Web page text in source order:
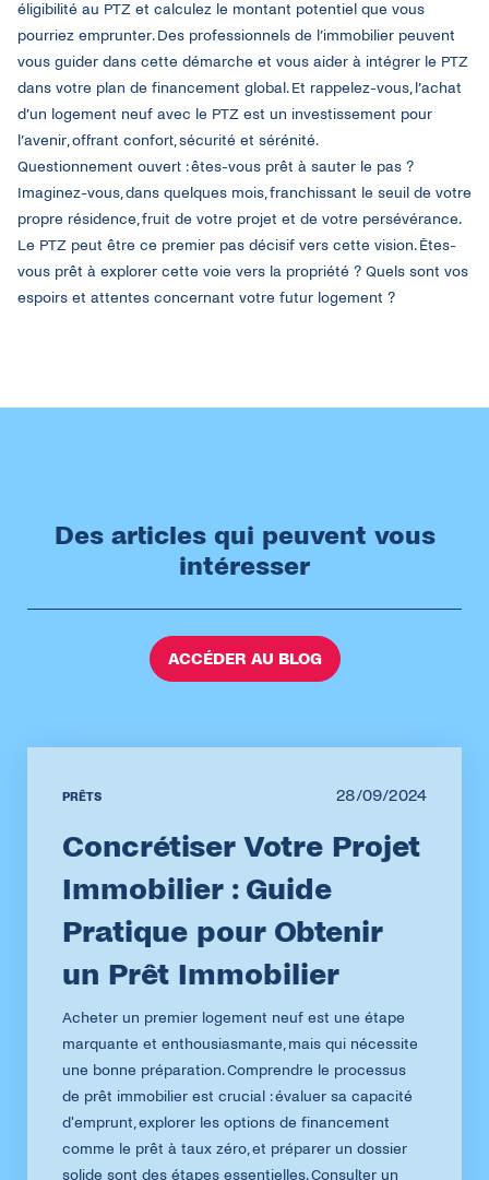
éligibilité au PTZ et calculez le montant potentiel que vous
pourriez emprunter. Des professionnels de l’immobilier peuvent
vous guider dans cette démarche et vous aider à intégrer le PTZ
dans votre plan de financement global. Et rappelez-vous, l’achat
d’un logement neuf avec le PTZ est un investissement pour
l’avenir,offrant confort,sécurité et sérénité.
Questionnement ouvert : êtes-vous prêt à sauter le pas ?
Imaginez-vous, dans quelques mois,franchissant le seuil de votre
propre résidence, fruit de votre projet et de votre persévérance
Le PTZ peut être ce premier pas décisif vers cette vision. Êtes-
vous prêt à explorer cette voie vers la propriété ? Quels sont vos
espoirs et attentes concernant votre futur logement ?
Des articles qui peuvent vous
intéresser
ACCÉDER AU BLOG
PRÊTS 28/09/2024
Concrétiser Votre Projet
Immobilier : Guide
Pratique pour Obtenir
un Prêt Immobilier
Acheter un premier logement neuf est une étape
marquante et enthousiasmante, mais qui nécessite
une bonne préparation. Comprendre le processus
de prêt immobilier est crucial : évaluer sa capacité
d'emprunt, explorer les options de financement
comme le prêt à taux zéro, et préparer un dossier
solide sont des étapes essentielles. Consulter un